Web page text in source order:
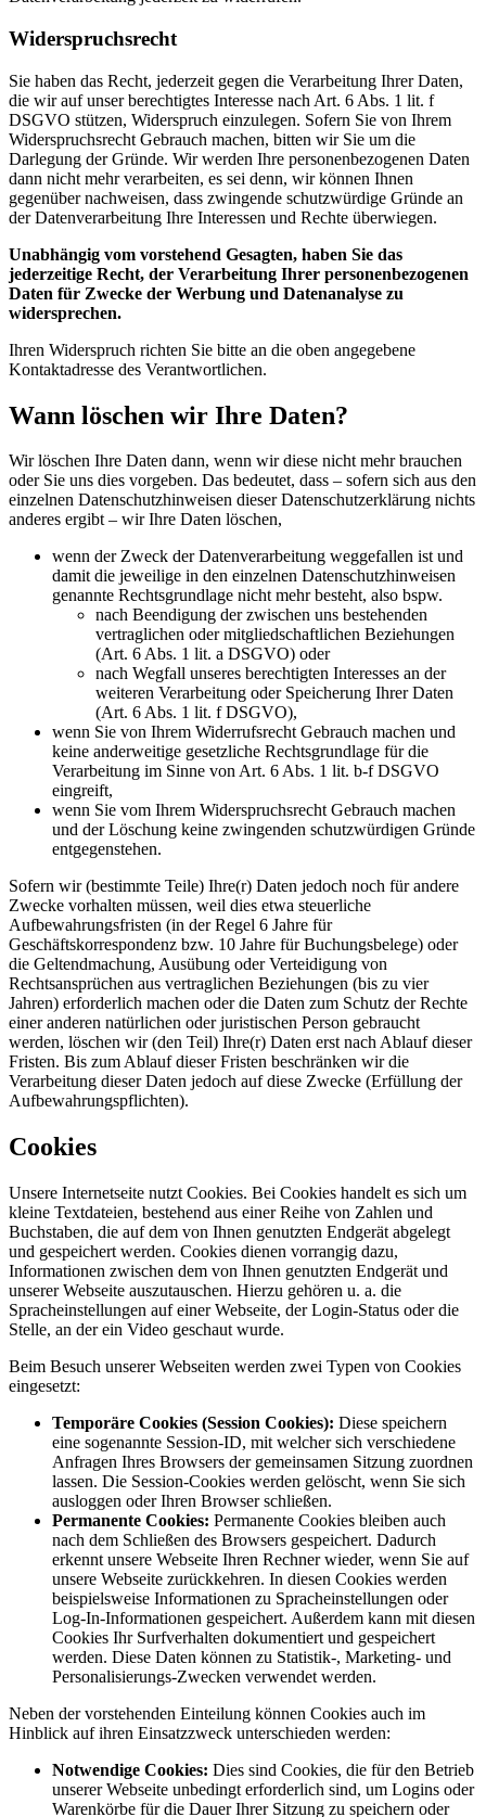
Widerspruchsrecht
Sie haben das Recht, jederzeit gegen die Verarbeitung Ihrer Daten,
die wir auf unser berechtigtes Interesse nach Art. 6 Abs. 1 lit. f
DSGVO stützen, Widerspruch einzulegen. Sofern Sie von Ihrem
Widerspruchsrecht Gebrauch machen, bitten wir Sie um die
Darlegung der Gründe. Wir werden Ihre personenbezogenen Daten
dann nicht mehr verarbeiten, es sei denn, wir können Ihnen
gegenüber nachweisen, dass zwingende schutzwürdige Gründe an
der Datenverarbeitung Ihre Interessen und Rechte überwiegen.
Unabhängig vom vorstehend Gesagten, haben Sie das
jederzeitige Recht, der Verarbeitung Ihrer personenbezogenen
Daten für Zwecke der Werbung und Datenanalyse zu
widersprechen.
Ihren Widerspruch richten Sie bitte an die oben angegebene
Kontaktadresse des Verantwortlichen.
Wann löschen wir Ihre Daten?
Wir löschen Ihre Daten dann, wenn wir diese nicht mehr brauchen
oder Sie uns dies vorgeben. Das bedeutet, dass – sofern sich aus den
einzelnen Datenschutzhinweisen dieser Datenschutzerklärung nichts
anderes ergibt – wir Ihre Daten löschen,
wenn der Zweck der Datenverarbeitung weggefallen ist und
damit die jeweilige in den einzelnen Datenschutzhinweisen
genannte Rechtsgrundlage nicht mehr besteht, also bspw.
nach Beendigung der zwischen uns bestehenden
vertraglichen oder mitgliedschaftlichen Beziehungen
(Art. 6 Abs. 1 lit. a DSGVO) oder
nach Wegfall unseres berechtigten Interesses an der
weiteren Verarbeitung oder Speicherung Ihrer Daten
(Art. 6 Abs. 1 lit. f DSGVO),
wenn Sie von Ihrem Widerrufsrecht Gebrauch machen und
keine anderweitige gesetzliche Rechtsgrundlage für die
Verarbeitung im Sinne von Art. 6 Abs. 1 lit. b-f DSGVO
eingreift,
wenn Sie vom Ihrem Widerspruchsrecht Gebrauch machen
und der Löschung keine zwingenden schutzwürdigen Gründe
entgegenstehen.
Sofern wir (bestimmte Teile) Ihre(r) Daten jedoch noch für andere
Zwecke vorhalten müssen, weil dies etwa steuerliche
Aufbewahrungsfristen (in der Regel 6 Jahre für
Geschäftskorrespondenz bzw. 10 Jahre für Buchungsbelege) oder
die Geltendmachung, Ausübung oder Verteidigung von
Rechtsansprüchen aus vertraglichen Beziehungen (bis zu vier
Jahren) erforderlich machen oder die Daten zum Schutz der Rechte
einer anderen natürlichen oder juristischen Person gebraucht
werden, löschen wir (den Teil) Ihre(r) Daten erst nach Ablauf dieser
Fristen. Bis zum Ablauf dieser Fristen beschränken wir die
Verarbeitung dieser Daten jedoch auf diese Zwecke (Erfüllung der
Aufbewahrungspflichten).
Cookies
Unsere Internetseite nutzt Cookies. Bei Cookies handelt es sich um
kleine Textdateien, bestehend aus einer Reihe von Zahlen und
Buchstaben, die auf dem von Ihnen genutzten Endgerät abgelegt
und gespeichert werden. Cookies dienen vorrangig dazu,
Informationen zwischen dem von Ihnen genutzten Endgerät und
unserer Webseite auszutauschen. Hierzu gehören u. a. die
Spracheinstellungen auf einer Webseite, der Login-Status oder die
Stelle, an der ein Video geschaut wurde.
Beim Besuch unserer Webseiten werden zwei Typen von Cookies
eingesetzt:
Temporäre Cookies (Session Cookies): Diese speichern
eine sogenannte Session-ID, mit welcher sich verschiedene
Anfragen Ihres Browsers der gemeinsamen Sitzung zuordnen
lassen. Die Session-Cookies werden gelöscht, wenn Sie sich
ausloggen oder Ihren Browser schließen.
Permanente Cookies: Permanente Cookies bleiben auch
nach dem Schließen des Browsers gespeichert. Dadurch
erkennt unsere Webseite Ihren Rechner wieder, wenn Sie auf
unsere Webseite zurückkehren. In diesen Cookies werden
beispielsweise Informationen zu Spracheinstellungen oder
Log-In-Informationen gespeichert. Außerdem kann mit diesen
Cookies Ihr Surfverhalten dokumentiert und gespeichert
werden. Diese Daten können zu Statistik-, Marketing- und
Personalisierungs-Zwecken verwendet werden.
Neben der vorstehenden Einteilung können Cookies auch im
Hinblick auf ihren Einsatzzweck unterschieden werden:
Notwendige Cookies: Dies sind Cookies, die für den Betrieb
unserer Webseite unbedingt erforderlich sind, um Logins oder
Warenkörbe für die Dauer Ihrer Sitzung zu speichern oder